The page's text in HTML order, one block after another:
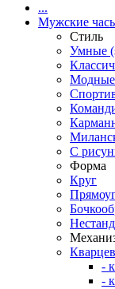
...
Мужские
Стиль
Умные
Модные
С
Форма
Круг
-
-